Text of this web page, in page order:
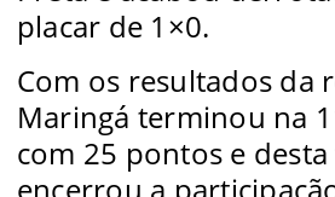
placar de 1×0.
Com os resultados da
Maringá terminou na
com 25 pontos e